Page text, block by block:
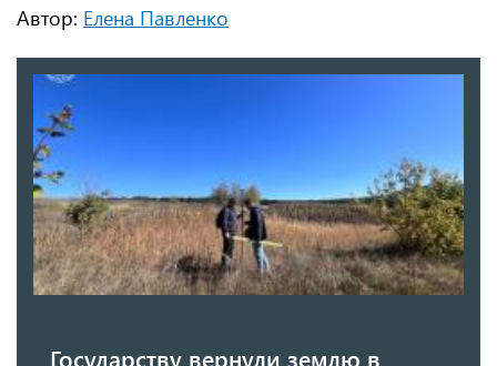
Автор: Елена Павленко
Государству вернули землю в